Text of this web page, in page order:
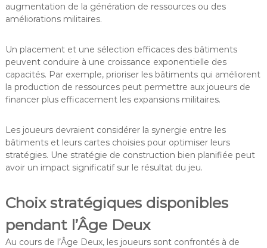
augmentation de la génération de ressources ou des
améliorations militaires.
Un placement et une sélection efficaces des bâtiments
peuvent conduire à une croissance exponentielle des
capacités. Par exemple, prioriser les bâtiments qui améliorent
la production de ressources peut permettre aux joueurs de
financer plus efficacement les expansions militaires.
Les joueurs devraient considérer la synergie entre les
bâtiments et leurs cartes choisies pour optimiser leurs
stratégies. Une stratégie de construction bien planifiée peut
avoir un impact significatif sur le résultat du jeu.
Choix stratégiques disponibles
pendant l’Âge Deux
Au cours de l’Âge Deux, les joueurs sont confrontés à de